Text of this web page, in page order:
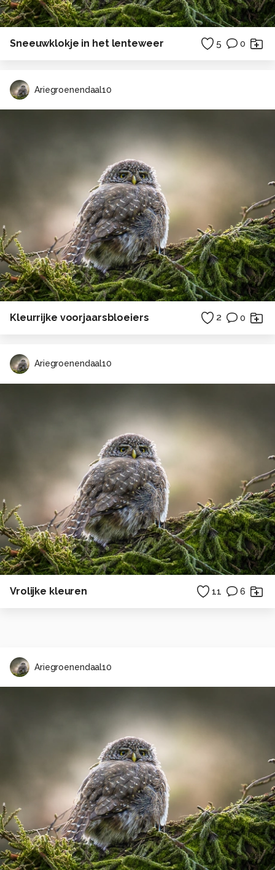
Sneeuwklokje in het lenteweer 5 0
Ariegroenendaal10
Kleurrijke voorjaarsbloeiers 2 0
Ariegroenendaal10
Vrolijke kleuren 11 6
Ariegroenendaal10